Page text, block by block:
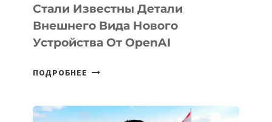
Стали Известны Детали
Внешнего Вида Нового
Устройства От OpenAI
ПОДРОБНЕЕ СТАЛИ
ВНЕШНЕГО